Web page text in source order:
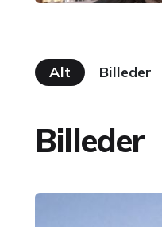
Alt Billeder
Billeder